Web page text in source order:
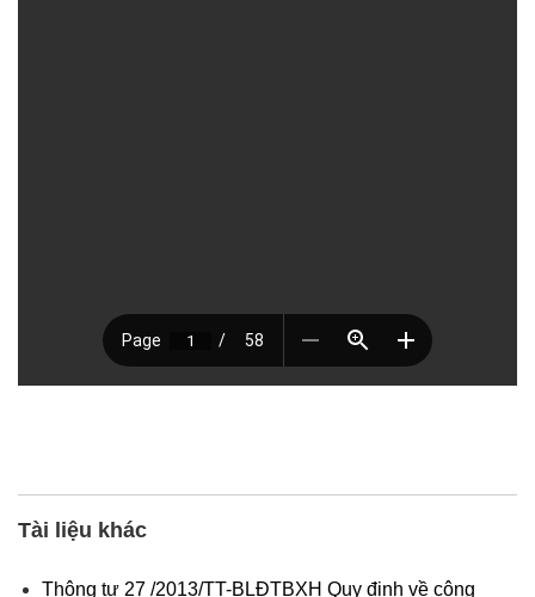
Tài liệu khác
Thông tư 27 /2013/TT-BLĐTBXH Quy định về công